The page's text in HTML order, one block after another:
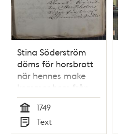
Stina Söderström
döms för horsbrott
när hennes make
kommer hem från
sjön 1749
Tid
1749
Typ
Text